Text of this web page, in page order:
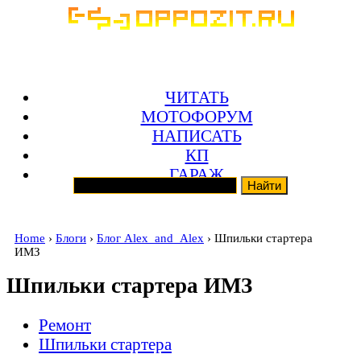
ЧИТАТЬ
МОТОФОРУМ
НАПИСАТЬ
КП
ГАРАЖ
Home › Блоги › Блог Alex_and_Alex › Шпильки стартера
ИМЗ
Шпильки стартера ИМЗ
Ремонт
Шпильки стартера